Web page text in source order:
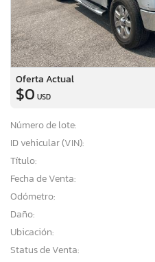
Oferta Actual
$0 USD
Número de lote:
ID vehicular (VIN):
Título:
Fecha de Venta:
Odómetro:
Daño:
Ubicación:
Status de Venta: